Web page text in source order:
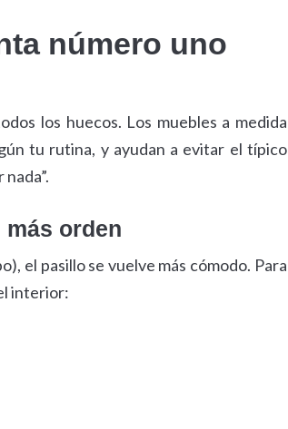
número uno
los huecos. Los muebles a medida
tu rutina, y ayudan a evitar el típico
más orden
el pasillo se vuelve más cómodo. Para
interior: